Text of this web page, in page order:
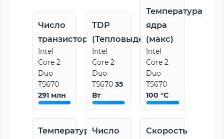
Число
транзисторов
Intel
Core 2
Duo
T5670
291 млн
TDP
(Тепловыделение)
Intel
Core 2
Duo
T567035
Вт
Температура
ядра
(макс)
Intel
Core 2
Duo
T5670
100 °C
ТемператураЧисло
Скорость